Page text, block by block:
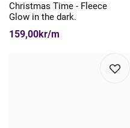
Christmas Time - Fleece
Glow in the dark.
159,00kr/m